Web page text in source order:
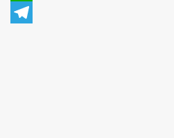
WhatsApp